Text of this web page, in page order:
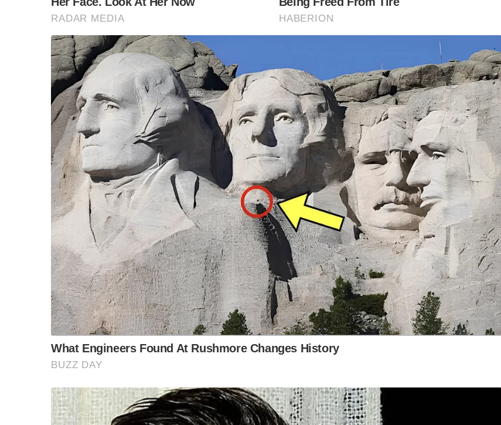
จุฑามาศ ศิริวรรณ อดีตผู้ว่า ททท. โทษคุก ๕๐ ปี ลดเหลือ ๙ ปี ๕ เดือน จะพ้นโทษ กย.๖๙
เนี่ย…….
ตัวเลขมันฟ้อง “ถึงความทะแม่งๆ ในมาตรฐาน “สุจริต-เที่ยงธรรม” ของกระทรวงยุติธรรม ผู้จัดทำ “บัญชีลด
โทษ”
ตามกลไกประชาธิปไตยระบบรัฐสภา ……..
ฝ่ายค้าน ซึ่งมีหน้าที่ “ตรวจสอบ-ถ่วงดุล” ฝ่ายรัฐบาล ตอนนี้ ผู้นำฝ่ายค้านเปลี่ยนเป็น “หมอชลน่าน” ผู้ชอบ
“ชนแหลก”
หมูมาขึ้นเขียงขนาดนี้ สับรัฐบาลด้วยปังตอแน่
เบาะๆ กระทู้สด ต้องมาแล้ว…..
ต้องถามรัฐมนตรีสมศักดิ์ก่อนเลยว่า “ทำไมถึงลดราคาฮวบฮาบขนาดนั้น กะหรี่ตามซ่องยุค ๒๔๗๕ ยังไม่ลด
ราคาขนาดนี้เลย”?!
เป็นการฉวยโอกาส ในวาระ “อภัยโทษ” ด้วยลีลา Short Sale กับหุ้น Blue Chip บางตัว อย่างนั้น หรือเปล่า?
แล้วขุนพลปากเอก “สุทิน คลังแสง” ผู้ไม่เคยอภิปรายชนะใครเลย ต้องออกมาประกาศ “จองกฐิน” รัฐบาล
“พรรคเพื่อไทย” ในฐานะฝ่ายค้าน พวกผมต้องเอาเรื่องนี้เปิด “อภิปรายทั่วไป” รัฐบาลแน่นอน
ประชาชนยอมรับไม่ได้หรอกครับ โครงการจำนำข้าวยุคยิ่งลักษณ์ เสียหาย ๖-๗ แสนล้าน รัฐบาลประยุทธ์
ต้องรับภาระเอาภาษีประชาชนไปใช้หนี้แทนถึงทุกวันนี้
ปีนี้ ต้องชำระคืน ธกส.เขาแสนล้าน ก็ยังจ่ายเขาไม่ครบเลย แล้ว “สำนักงบประมาณ” ยังจะต้องตั้งงบเพื่อจ่าย
S
e
a
h
f
o